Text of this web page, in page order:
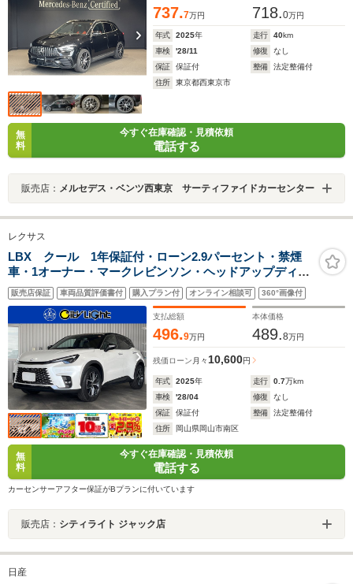
737.7万円 718.0万円
年式 2025年 走行 40km
車検
'28/11 修復
なし
保証
保証付 整備
法定整備付
住所
東京都西東京市
無
料
今すぐ在庫確認・見積依頼
電話する
販売店： メルセデス・ベンツ西東京 サーティファイドカーセンター
レクサス
LBX クール 1年保証付・ローン2.9パーセント・禁煙
車・1オーナー・マークレビンソン・ヘッドアップディス
プレイ・ワイヤレス充電・ナビ・TV・Bluetooth・パノラ
ミックビューモニター・レクサスセーフティ・クルーズ
コントロール
販売店保証 車両品質評価書付 購入プラン付 オンライン相談可 360°画像付
支払総額
496.9万円
本体価格
489.8万円
残価ローン 月々 10,600円
年式 2025年 走行 0.7万km
車検
'28/04 修復
なし
保証
保証付 整備
法定整備付
住所
岡山県岡山市南区
無
料
今すぐ在庫確認・見積依頼
電話する
カーセンサーアフター保証がBプランに付いています
販売店： シティライト ジャック店
日産